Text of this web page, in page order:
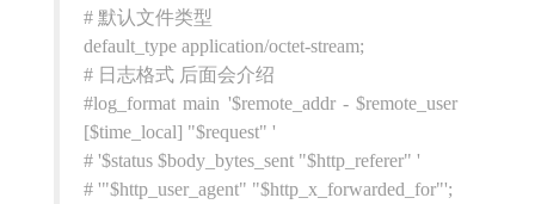
# 默认文件类型
default_type application/octet-stream;
# 日志格式 后面会介绍
#log_format main '$remote_addr - $remote_user
[$time_local] "$request" '
# '$status $body_bytes_sent "$http_referer" '
# '"$http_user_agent" "$http_x_forwarded_for"';